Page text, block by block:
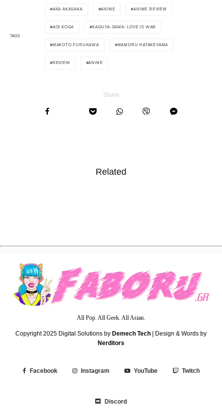
TAGS
AKA AKASAKA ANIME ANIME REVIEW
AOI KOGA KAGUYA-SAMA: LOVE IS WAR
MAKOTO FURUKAWA MAMORU HATAKEYAMA
REVIEW ΑΝΙΜΕ
Share
Related
All Pop. All Geek. All Asian.
Copyright 2025 Digital Solutions by Demech Tech | Design & Words by
Nerditors
Facebook Instagram YouTube Twitch
Discord